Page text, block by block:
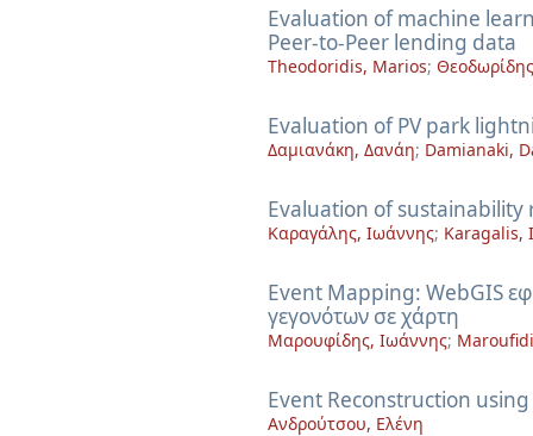
Evaluation of machine
Peer-to-Peer lending data
Theodoridis, Marios;
Evaluation of PV park
Δαμιανάκη, Δανάη; Damianaki,
Evaluation of
Καραγάλης, Ιωάννης; Karagalis,
Event Mapping: WebGIS
γεγονότων σε χάρτη
Μαρουφίδης, Ιωάννης;
Event Reconstruction
Ανδρούτσου, Ελένη